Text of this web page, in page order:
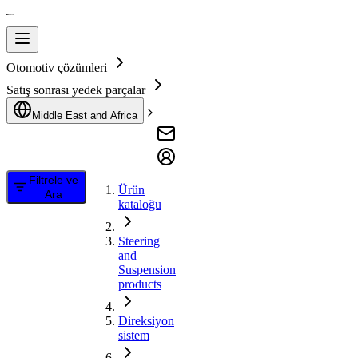
Otomotiv çözümleri
Satış sonrası yedek parçalar
Middle East and Africa
Filtrele ve
Ara
Ürün
kataloğu
Steering
and
Suspension
products
Direksiyon
sistem